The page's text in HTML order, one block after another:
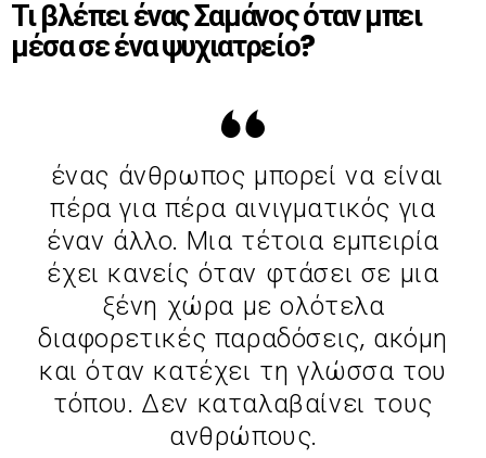
Τι βλέπει ένας Σαμάνος όταν μπει
μέσα σε ένα ψυχιατρείο?
ένας άνθρωπος μπορεί να είναι
πέρα για πέρα αινιγματικός για
έναν άλλο. Μια τέτοια εμπειρία
έχει κανείς όταν φτάσει σε μια
ξένη χώρα με ολότελα
διαφορετικές παραδόσεις, ακόμη
και όταν κατέχει τη γλώσσα του
τόπου. Δεν καταλαβαίνει τους
ανθρώπους.